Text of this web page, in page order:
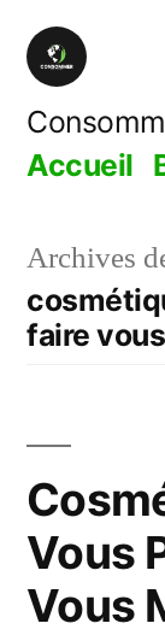
Aller
contenu
Accueil
Archives
faire
Vous
Vous